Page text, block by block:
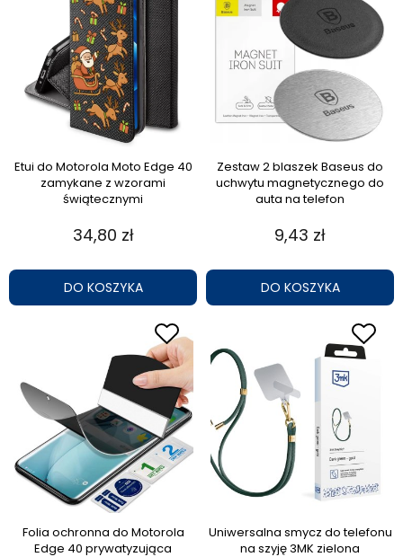
Etui do Motorola Moto Edge 40
zamykane z wzorami
świątecznymi
34,80 zł
DO KOSZYKA
Zestaw 2 blaszek Baseus do
uchwytu magnetycznego do
auta na telefon
9,43 zł
DO KOSZYKA
Folia ochronna do Motorola
Edge 40 prywatyzująca
Uniwersalna smycz do telefonu
na szyję 3MK zielona